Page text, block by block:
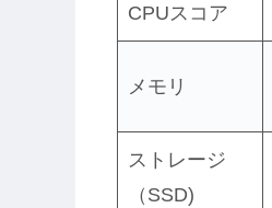
CPUスコア
メモリ
ストレージ
（SSD)